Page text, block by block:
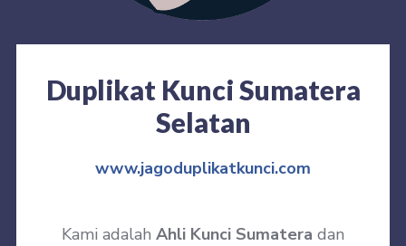
Duplikat Kunci Sumatera
Selatan
www.jagoduplikatkunci.com
Kami adalah Ahli Kunci Sumatera dan